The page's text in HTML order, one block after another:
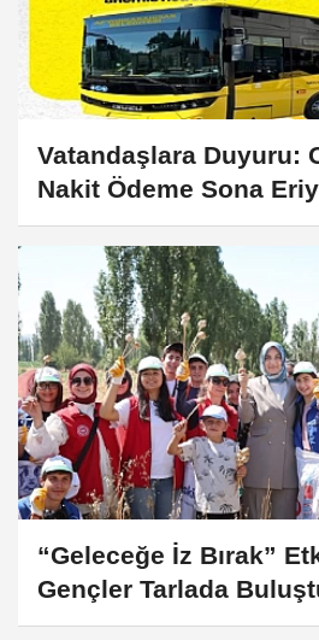
Vatandaşlara Duyuru:
Nakit Ödeme Sona
“Geleceğe İz Bırak”
Gençler Tarlada